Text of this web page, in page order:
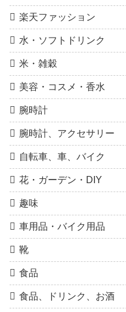
楽天ファッション
水・ソフトドリンク
米・雑穀
美容・コスメ・香水
腕時計
腕時計、アクセサリー
自転車、車、バイク
花・ガーデン・DIY
趣味
車用品・バイク用品
靴
食品
食品、ドリンク、お酒